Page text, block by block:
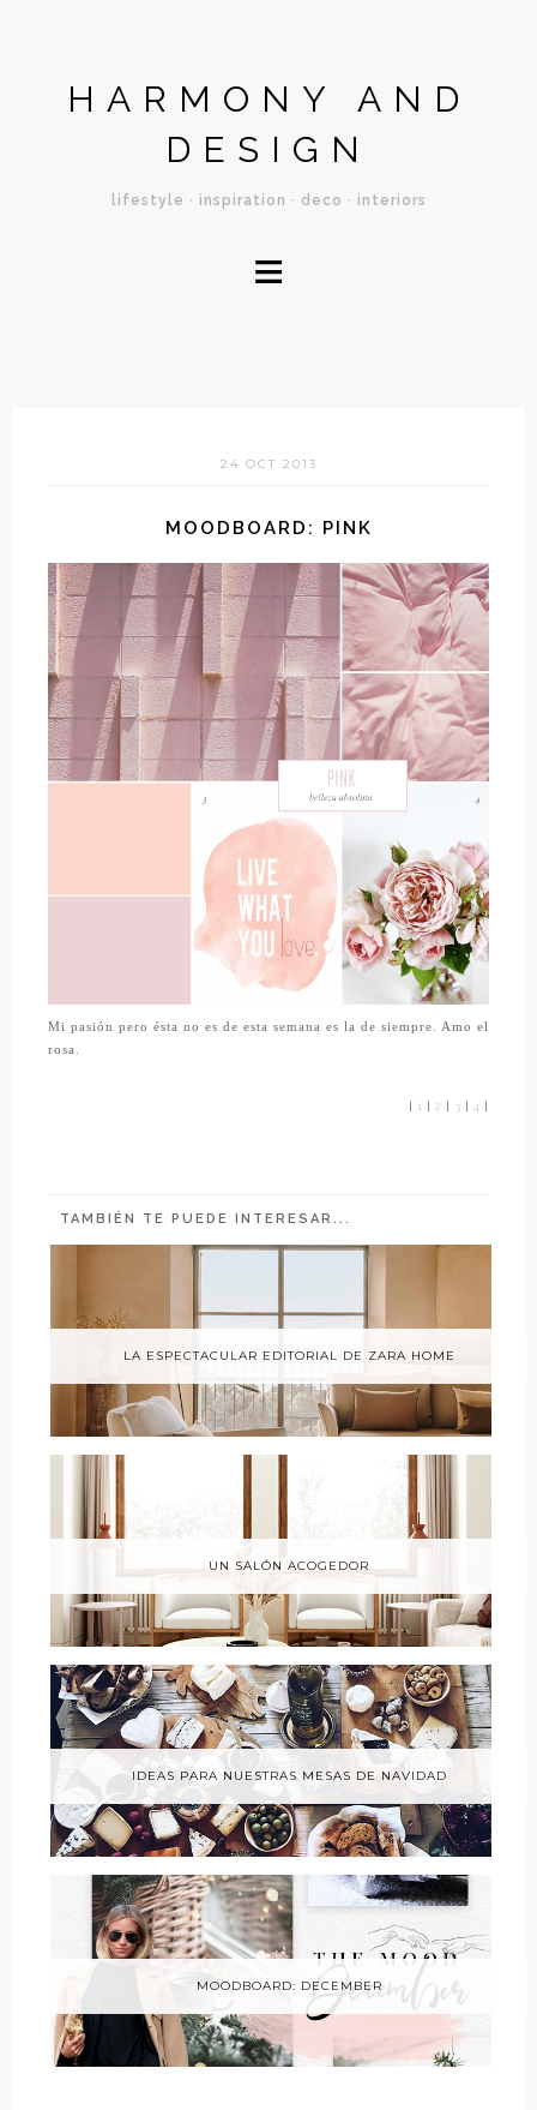
HARMONY AND
DESIGN
lifestyle · inspiration · deco · interiors
≡
24 OCT 2013
MOODBOARD: PINK
Mi pasión pero ésta no es de esta semana es la de siempre. Amo el
rosa.
1 2 3 4
TAMBIÉN TE PUEDE INTERESAR...
LA ESPECTACULAR EDITORIAL DE ZARA HOME
UN SALÓN ACOGEDOR
IDEAS PARA NUESTRAS MESAS DE NAVIDAD
MOODBOARD: DECEMBER